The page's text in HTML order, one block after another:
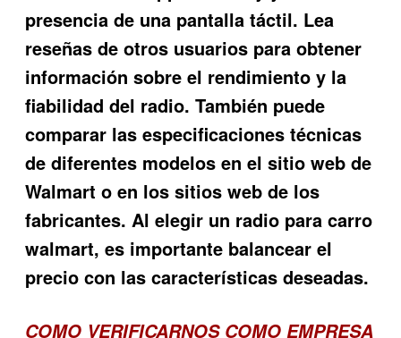
presencia de una pantalla táctil. Lea
reseñas de otros usuarios para obtener
información sobre el rendimiento y la
fiabilidad del radio. También puede
comparar las especificaciones técnicas
de diferentes modelos en el sitio web de
Walmart o en los sitios web de los
fabricantes. Al elegir un radio para carro
walmart, es importante balancear el
precio con las características deseadas.
COMO VERIFICARNOS COMO EMPRESA